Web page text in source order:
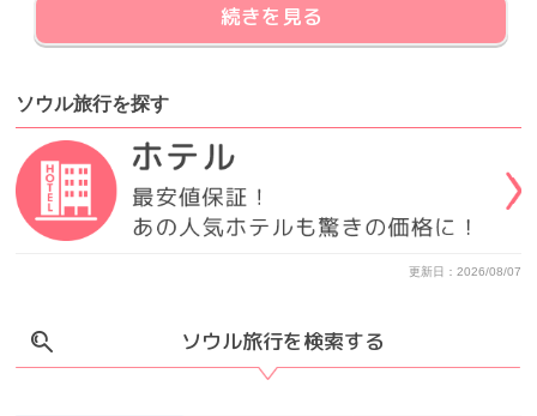
続きを見る
ソウル旅行を探す
更新日：2026/08/07
ソウル旅行を検索する